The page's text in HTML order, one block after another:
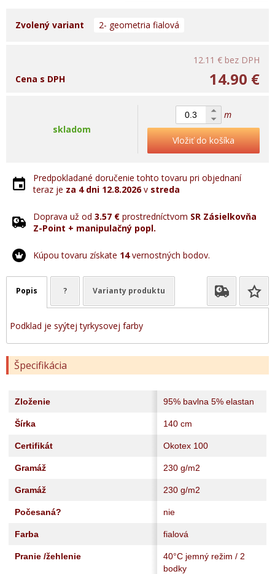
Zvolený variant 2- geometria fialová
12.11 € bez DPH
14.90 €
Cena s DPH
skladom
m
Vložiť do košíka
Predpokladané doručenie tohto tovaru pri objednaní
teraz je za 4 dni 12.8.2026v streda
Doprava už od 3.57 € prostredníctvom SR Zásielkovňa
Z-Point + manipulačný popl.
Kúpou tovaru získate 14vernostných bodov.
Popis ? Varianty produktu
Podklad je syýtej tyrkysovej farby
Špecifikácia
Zloženie 95% bavlna 5% elastan
Šírka 140 cm
Certifikát Okotex 100
Gramáž 230 g/m2
Gramáž 230 g/m2
Počesaná? nie
Farba fialová
Pranie /žehlenie
40°C jemný režim / 2
bodky